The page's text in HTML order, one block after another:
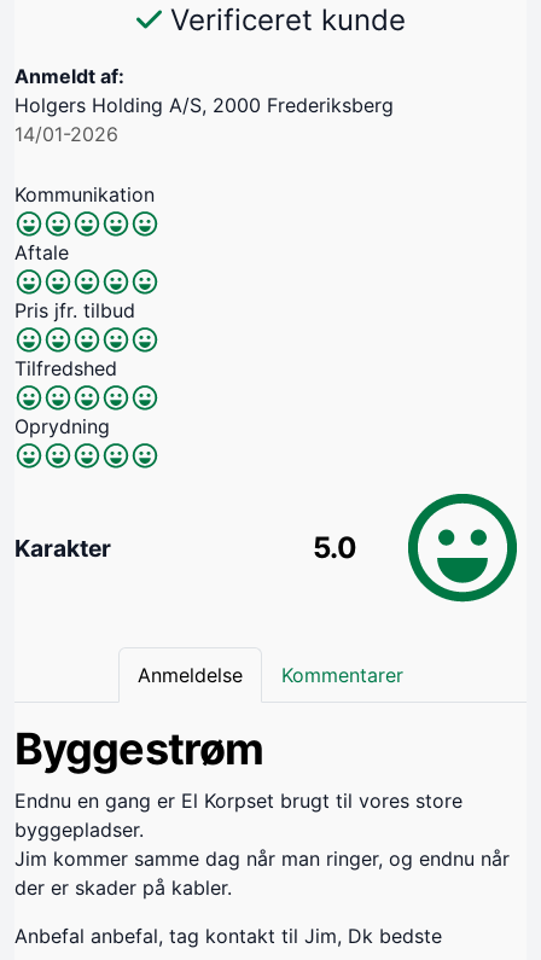
Verificeret kunde
Anmeldt af:
Holgers Holding A/S, 2000 Frederiksberg
14/01-2026
Kommunikation
Aftale
Pris jfr. tilbud
Tilfredshed
Oprydning
Karakter 5.0
Anmeldelse Kommentarer
Byggestrøm
Endnu en gang er El Korpset brugt til vores store
byggepladser.
Jim kommer samme dag når man ringer, og endnu når
der er skader på kabler.
Anbefal anbefal, tag kontakt til Jim, Dk bedste